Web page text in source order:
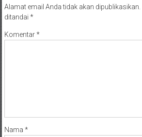
Alamat email Anda tidak akan dipublikasikan.
ditandai *
Komentar*
Nama *